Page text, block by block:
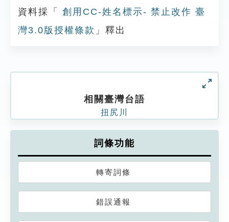
資料採「
創用CC-姓名標示- 禁止改作 臺
灣3.0版授權條款 」釋出
相關臺灣台語
扭尻川
詞條功能
轉寄詞條
錯誤通報